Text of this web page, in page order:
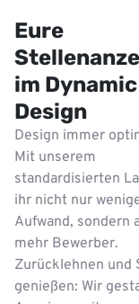
Eure
im Dynamic
Design
Design immer
Mit unserem
standardisierten
ihr nicht nur
Aufwand, sondern
mehr Bewerber.
Zurücklehnen und
genießen: Wir